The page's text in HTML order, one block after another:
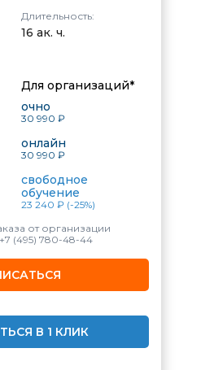
Длительность:
16 ак. ч.
Для организаций*
очно
30 990 ₽
онлайн
30 990 ₽
свободное
обучение
23 240 ₽ (-25%)
от организации
+7 (495) 780-48-44
В 1 КЛИК